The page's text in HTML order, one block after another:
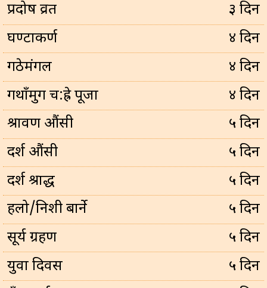
प्रदोष व्रत
३ दिन
घण्टाकर्ण
४ दिन
गठेमंगल
४ दिन
गथाँमुग च:ह्रे पूजा
४ दिन
श्रावण औंसी
५ दिन
दर्श औंसी
५ दिन
दर्श श्राद्ध
५ दिन
हलो/निशी बार्ने
५ दिन
सूर्य ग्रहण
५ दिन
युवा दिवस
५ दिन